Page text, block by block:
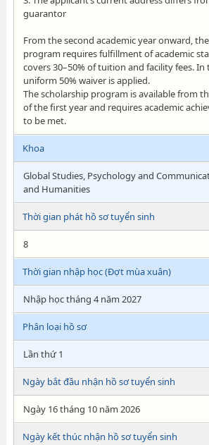
guarantor
From the second academic year onward,
program requires fulfillment of academic
covers 30–50% of tuition and facility fees. In
uniform 50% waiver is applied.
The scholarship program is available from
of the first year and requires academic
to be met.
Khoa
Global Studies, Psychology and
and Humanities
Thời gian phát hồ sơ tuyển sinh
8
Thời gian nhập học (Đợt mùa xuân)
Nhập học tháng 4 năm 2027
Phân loại hồ sơ
Lần thứ 1
Ngày bắt đầu nhận hồ sơ tuyển sinh
Ngày 16 tháng 10 năm 2026
Ngày kết thúc nhận hồ sơ tuyển sinh